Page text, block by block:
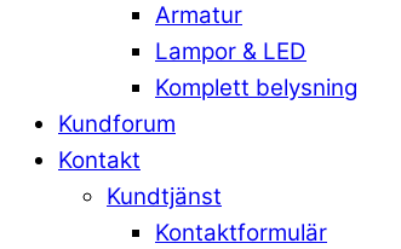
Armatur
Lampor & LED
Komplett belysning
Kundforum
Kontakt
Kundtjänst
Kontaktformulär